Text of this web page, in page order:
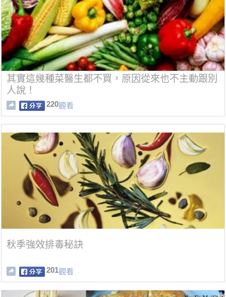
其實這幾種菜醫生都不買，原因從來也不主動跟別
人說！
220觀看
秋季強效排毒秘訣
201觀看